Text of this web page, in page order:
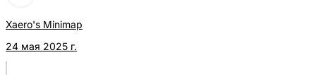
Xaero's Minimap
24 мая 2025 г.